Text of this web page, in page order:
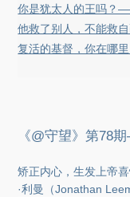
你是犹太人的王吗？
他救了别人，不能救
复活的基督，你在哪
《@守望》第78
矫正内心，生发上帝
·利曼（Jonathan